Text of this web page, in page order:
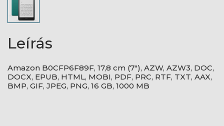
Leírás
Amazon B0CFP6F89F, 17,8 cm (7"), AZW, AZW3, DOC,
DOCX, EPUB, HTML, MOBI, PDF, PRC, RTF, TXT, AAX,
BMP, GIF, JPEG, PNG, 16 GB, 1000 MB